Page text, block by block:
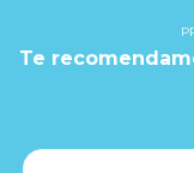
Te